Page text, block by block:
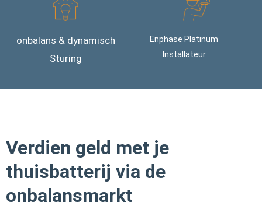
onbalans & dynamisch
Sturing
Enphase Platinum
Installateur
Verdien geld met je
thuisbatterij via de
onbalansmarkt